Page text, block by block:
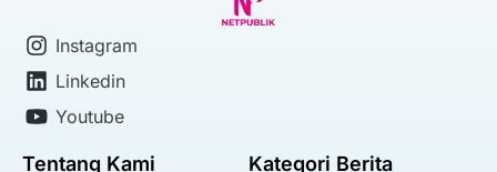
Instagram
Linkedin
Youtube
Tentang Kami Kategori Berita